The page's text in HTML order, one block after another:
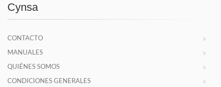
Cynsa
CONTACTO
MANUALES
QUIÉNES SOMOS
CONDICIONES GENERALES